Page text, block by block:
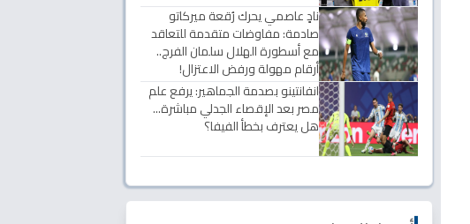
نادٍ عاصمي يحرك رُقعة ميركاتو
صادمة: مفاوضات متقدمة للتعاقد
مع أسطورة الهلال سلمان الفرج..
أرقام مهولة ورفض الاعتزال!
انفانتينو بصدمة الجماهير: يرفع علم
مصر بعد الإقصاء الجدلي مباشرة...
هل يعترف بخطأ الفيفا؟